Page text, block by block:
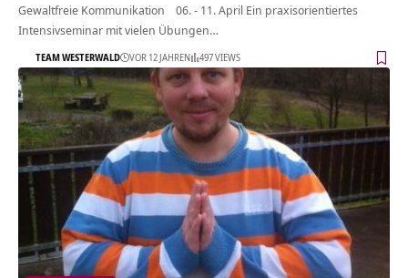
Gewaltfreie Kommunikation 06. - 11. April Ein praxisorientiertes
Intensivseminar mit vielen Übungen…
TEAM WESTERWALD VOR 12 JAHREN 497 VIEWS